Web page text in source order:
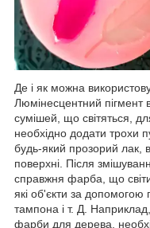
Де і як можна
Люмінесцентний пігмент
сумішей, що світяться,
необхідно додати трохи
будь-який прозорий лак,
поверхні. Після
справжня фарба, що
які об'єкти за допомогою
тампона і т. Д.
фарби для дерева,